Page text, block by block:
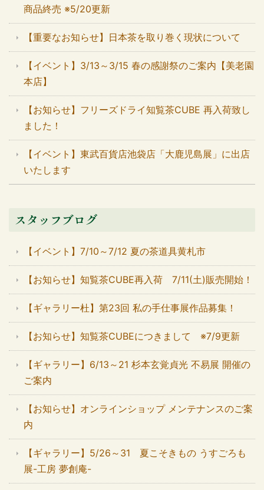
商品終売 ※5/20更新
【重要なお知らせ】日本茶を取り巻く現状について
【イベント】3/13～3/15 春の感謝祭のご案内【美老園
本店】
【お知らせ】フリーズドライ知覧茶CUBE 再入荷致し
ました！
【イベント】東武百貨店池袋店「大鹿児島展」に出店
いたします
スタッフブログ
【イベント】7/10～7/12 夏の茶道具黄札市
【お知らせ】知覧茶CUBE再入荷 7/11(土)販売開始！
【ギャラリー杜】第23回 私の手仕事展作品募集！
【お知らせ】知覧茶CUBEにつきまして ※7/9更新
【ギャラリー】6/13～21 杉本玄覚貞光 不易展 開催の
ご案内
【お知らせ】オンラインショップ メンテナンスのご案
内
【ギャラリー】5/26～31 夏こそきもの うすごろも
展-工房 夢創庵-